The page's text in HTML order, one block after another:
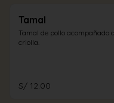
Tamal
Tamal de pollo acompañado
criolla.
S/ 12.00